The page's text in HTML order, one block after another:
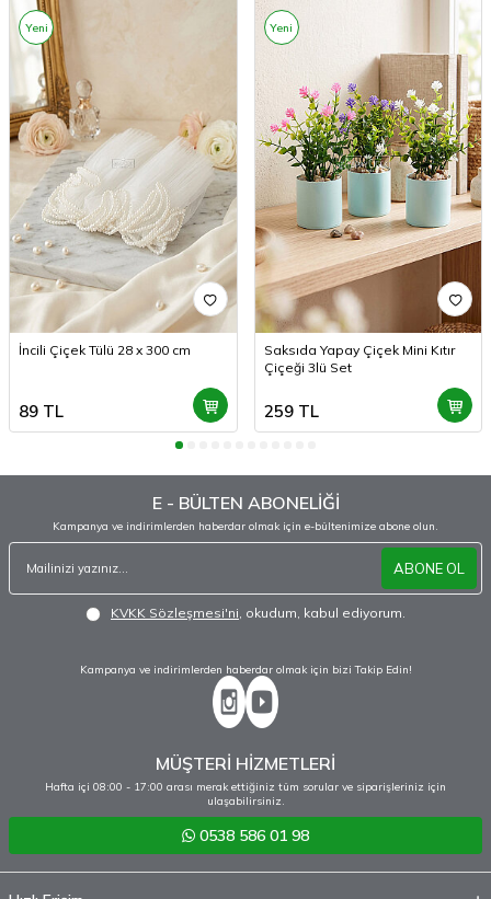
Yeni
İncili Çiçek Tülü 28 x 300 cm
89 TL
Yeni
Saksıda Yapay Çiçek Mini Kıtır
Çiçeği 3lü Set
259TL
E - BÜLTEN ABONELİĞİ
Kampanya ve indirimlerden haberdar olmak için e-bültenimize abone olun.
ABONE OL
KVKK Sözleşmesi'ni, okudum, kabul ediyorum.
Kampanya ve indirimlerden haberdar olmak için bizi Takip Edin!
MÜŞTERİ HİZMETLERİ
Hafta içi 08:00 - 17:00 arası merak ettiğiniz tüm sorular ve siparişleriniz için
ulaşabilirsiniz.
0538 586 01 98